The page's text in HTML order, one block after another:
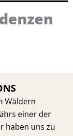
Wäldern
einer der
haben uns zu